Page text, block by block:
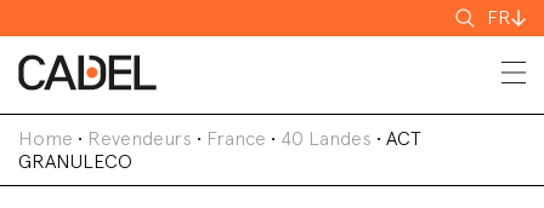
FR
Home • Revendeurs • France • 40 Landes • ACT
GRANULECO